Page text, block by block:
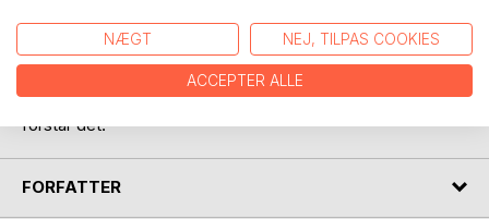
Det er der nok ikke andre end mig, der helt forstår formålet
Men det gør heller ikke noget, så længe jeg føler, at hun
forstår det!
FORFATTER
NÆGT NEJ, TILPAS COOKIES
ACCEPTER ALLE